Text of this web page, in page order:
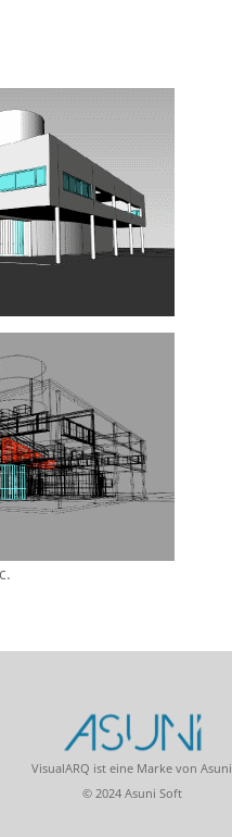
VisualARQ ist eine Marke von Asuni
© 2024 Asuni Soft